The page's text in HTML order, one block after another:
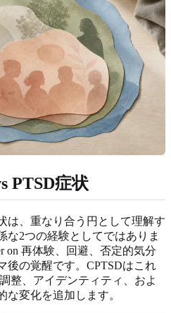
PTSD症状
は、重なり合う円として理解す
な2つの経験としてではありま
on 再体験、回避、否定的気分
後の覚醒です。CPTSDはこれ
整、アイデンティティ、およ
な変化を追加します。